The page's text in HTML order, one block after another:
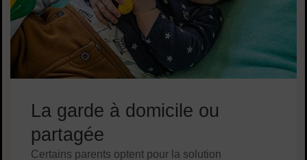
La garde à domicile ou
partagée
Certains parents optent pour la solution